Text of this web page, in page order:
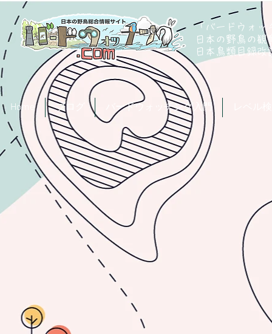
「バードウォッ
日本の野鳥の
日本鳥類目録改
Home ブログ バードウォッチング入門